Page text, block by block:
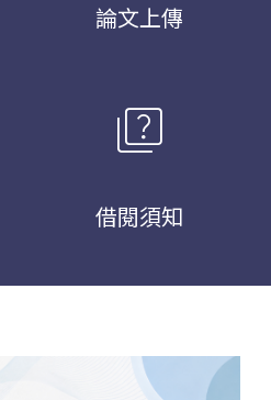
論文上傳
quiz
借閱須知